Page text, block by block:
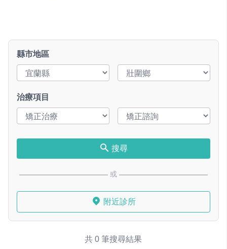
縣市地區
治療項目
搜尋
或
附近診所
共 0 筆搜尋結果